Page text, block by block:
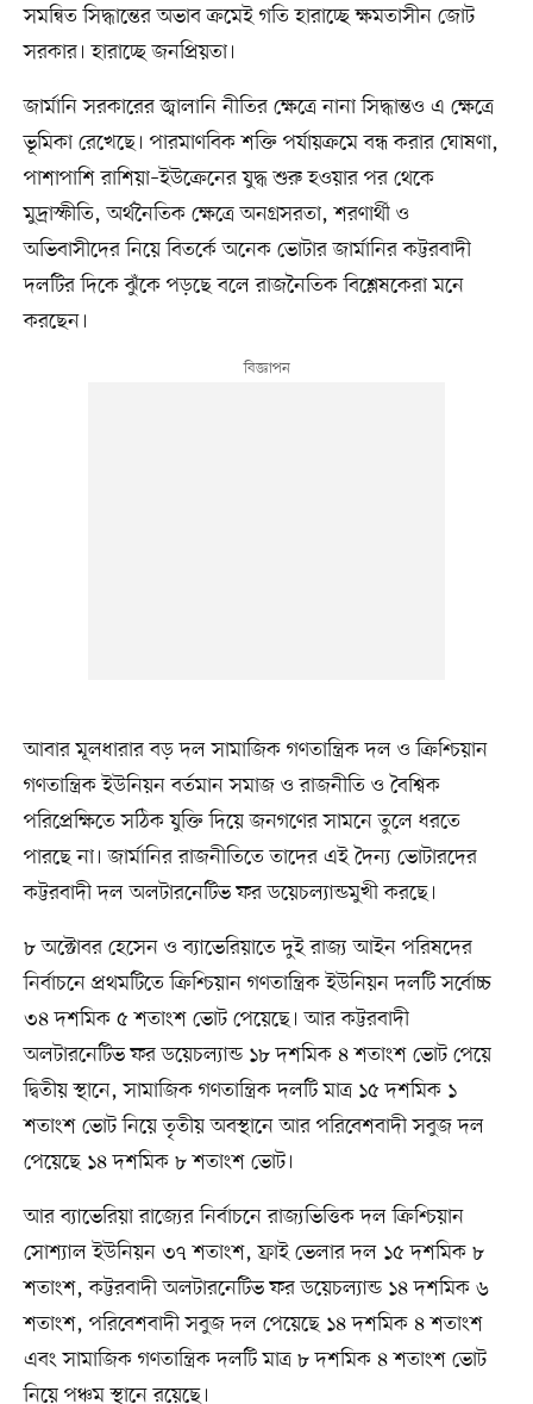
সমন্বিত সিদ্ধান্তের অভাব ক্রমেই গতি হারাচ্ছে ক্ষমতাসীন জোট
সরকার। হারাচ্ছে জনপ্রিয়তা।
জার্মানি সরকারের জ্বালানি নীতির ক্ষেত্রে নানা সিদ্ধান্তও এ ক্ষেত্রে
ভূমিকা রেখেছে। পারমাণবিক শক্তি পর্যায়ক্রমে বন্ধ করার ঘোষণা,
পাশাপাশি রাশিয়া–ইউক্রেনের যুদ্ধ শুরু হওয়ার পর থেকে
মুদ্রাস্ফীতি, অর্থনৈতিক ক্ষেত্রে অনগ্রসরতা, শরণার্থী ও
অভিবাসীদের নিয়ে বিতর্কে অনেক ভোটার জার্মানির কট্টরবাদী
দলটির দিকে ঝুঁকে পড়ছে বলে রাজনৈতিক বিশ্লেষকেরা মনে
করছেন।
আবার মূলধারার বড় দল সামাজিক গণতান্ত্রিক দল ও ক্রিশ্চিয়ান
গণতান্ত্রিক ইউনিয়ন বর্তমান সমাজ ও রাজনীতি ও বৈশ্বিক
পরিপ্রেক্ষিতে সঠিক যুক্তি দিয়ে জনগণের সামনে তুলে ধরতে
পারছে না। জার্মানির রাজনীতিতে তাদের এই দৈন্য ভোটারদের
কট্টরবাদী দল অলটারনেটিভ ফর ডয়েচল্যান্ডমুখী করছে।
৮ অক্টোবর হেসেন ও ব্যাভেরিয়াতে দুই রাজ্য আইন পরিষদের
নির্বাচনে প্রথমটিতে ক্রিশ্চিয়ান গণতান্ত্রিক ইউনিয়ন দলটি সর্বোচ্চ
৩৪ দশমিক ৫ শতাংশ ভোট পেয়েছে। আর কট্টরবাদী
অলটারনেটিভ ফর ডয়েচল্যান্ড ১৮ দশমিক ৪ শতাংশ ভোট পেয়ে
দ্বিতীয় স্থানে, সামাজিক গণতান্ত্রিক দলটি মাত্র ১৫ দশমিক ১
শতাংশ ভোট নিয়ে তৃতীয় অবস্থানে আর পরিবেশবাদী সবুজ দল
পেয়েছে ১৪ দশমিক ৮ শতাংশ ভোট।
আর ব্যাভেরিয়া রাজ্যের নির্বাচনে রাজ্যভিত্তিক দল ক্রিশ্চিয়ান
সোশ্যাল ইউনিয়ন ৩৭ শতাংশ, ফ্রাই ভেলার দল ১৫ দশমিক ৮
শতাংশ, কট্টরবাদী অলটারনেটিভ ফর ডয়েচল্যান্ড ১৪ দশমিক ৬
শতাংশ, পরিবেশবাদী সবুজ দল পেয়েছে ১৪ দশমিক ৪ শতাংশ
এবং সামাজিক গণতান্ত্রিক দলটি মাত্র ৮ দশমিক ৪ শতাংশ ভোট
নিয়ে পঞ্চম স্থানে রয়েছে।